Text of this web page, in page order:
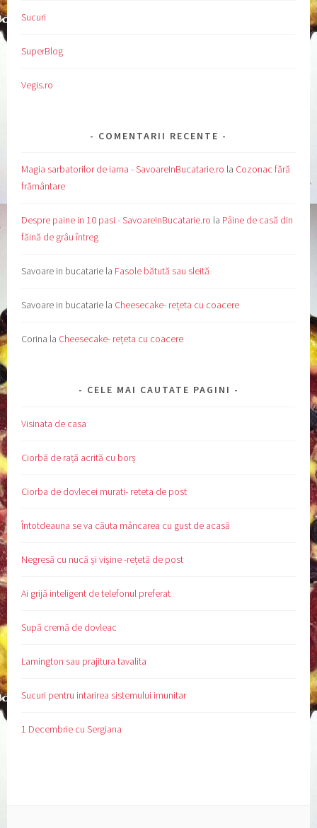
Sucuri
SuperBlog
Vegis.ro
COMENTARII RECENTE
Magia sarbatorilor de iarna - SavoareInBucatarie.ro la Cozonac fără
frământare
Despre paine in 10 pasi - SavoareInBucatarie.ro la Pâine de casă din
făină de grâu întreg
Savoare in bucatarie la Fasole bătută sau sleită
Savoare in bucatarie la Cheesecake- rețeta cu coacere
Corina la Cheesecake- rețeta cu coacere
CELE MAI CAUTATE PAGINI
Visinata de casa
Ciorbă de rață acrită cu borș
Ciorba de dovlecei murati- reteta de post
Întotdeauna se va căuta mâncarea cu gust de acasă
Negresă cu nucă și vișine -rețetă de post
Ai grijă inteligent de telefonul preferat
Supă cremă de dovleac
Lamington sau prajitura tavalita
Sucuri pentru intarirea sistemului imunitar
1 Decembrie cu Sergiana